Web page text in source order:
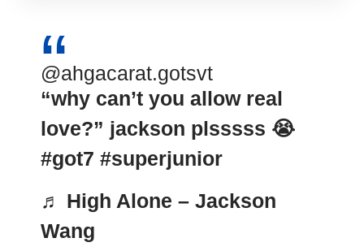
@ahgacarat.gotsvt
“why can’t you allow real
love?” jackson plsssss 😭
#got7 #superjunior
♬ High Alone – Jackson
Wang